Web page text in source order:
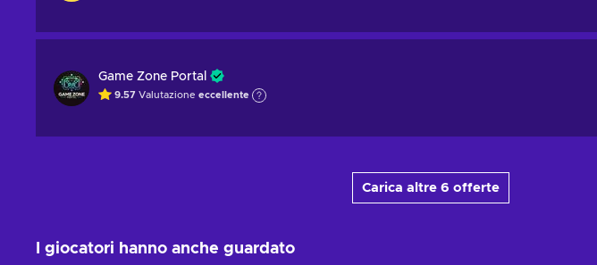
Game Zone Portal
9.57 Valutazione eccellente
Carica altre 6 offerte
I giocatori hanno anche guardato